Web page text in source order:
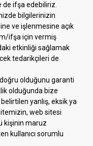
ifşa edebiliriz.
bilgilerinizin
ve işlenmesine açık
ifşa için vermiş
etkinliği sağlamak
tedarikçileri de
olduğunu garanti
olduğunda bize
yanlış, eksik ya
web sitesi
kişinin maruz
kullanıcı sorumlu